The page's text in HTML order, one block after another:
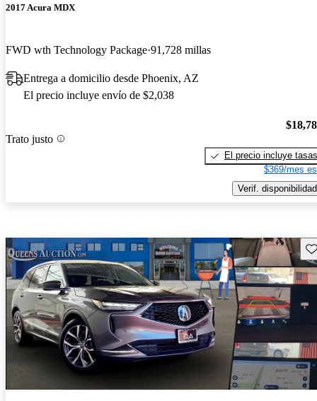
2017 Acura MDX
FWD wth Technology Package 91,728 millas
Entrega a domicilio desde Phoenix, AZ
El precio incluye envío de $2,038
Trato justo
El precio incluye tasas
$369/mes
Verif. disponibilidad